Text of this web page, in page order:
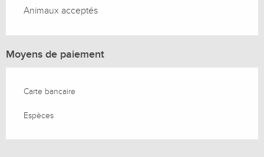
Animaux acceptés
Moyens de paiement
Carte bancaire
Espèces